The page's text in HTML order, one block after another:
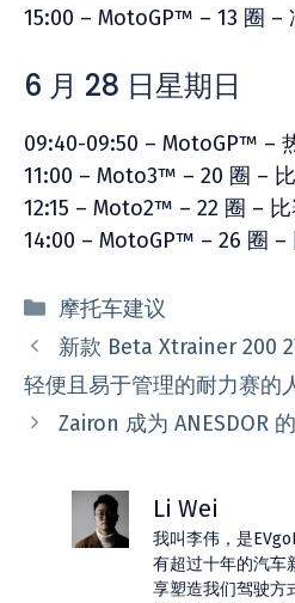
15:00 – MotoGP™ – 13 圈 –
6 月 28 日星期日
09:40-09:50 – MotoGP™ –
11:00 – Moto3™ – 20 圈 –
12:15 – Moto2™ – 22 圈 –
14:00 – MotoGP™ – 26 圈 –
分
类
摩托车建议
新款 Beta Xtrainer 200
轻便且易于管理的耐力赛的
Zairon 成为 ANESDOR
Li Wei
我叫李伟，是
有超过十年的汽车
享塑造我们驾驶方